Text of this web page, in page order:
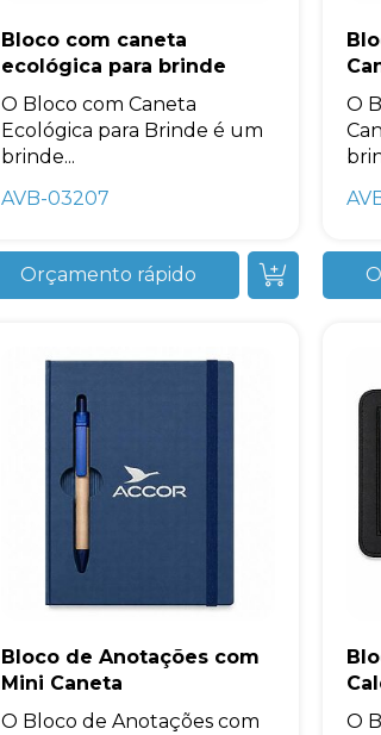
Bloco com caneta
ecológica para brinde
O Bloco com Caneta
Ecológica para Brinde é um
brinde...
AVB-03207
Orçamento rápido
O
Bloco de Anotações com
Mini Caneta
O Bloco de Anotações com
O
Eu concordo em receber
A nossa empresa está comprometida a
momento.